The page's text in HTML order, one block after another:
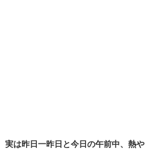
実は昨日一昨日と今日の午前中、熱